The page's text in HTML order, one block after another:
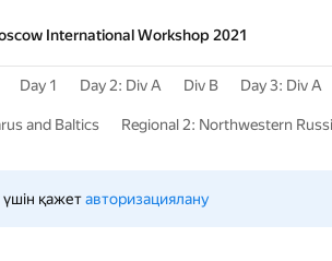
International Workshop 2021
Day 1 Day 2: Div A Div B Day 3: Div A
and Baltics Regional 2: Northwestern
үшін қажет авторизациялану